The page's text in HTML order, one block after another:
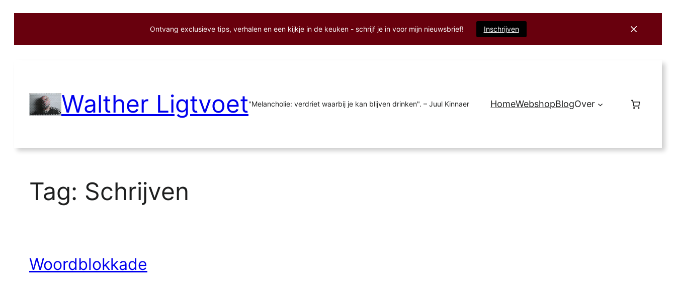
Ontvang exclusieve tips, verhalen en een kijkje in de keuken - schrijf je in voor mijn nieuwsbrief! Inschrijven
inhoud
Walther Ligtvoet"Melancholie: verdriet waarbij je kan blijven drinken". – Juul Kinnaer HomeWebshopBlogOver
Tag: Schrijven
Woordblokkade